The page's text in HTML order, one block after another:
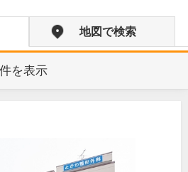
地図で検索
件を表示